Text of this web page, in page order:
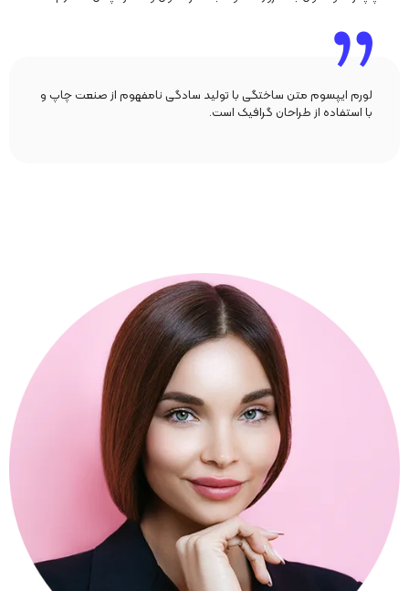
لورم ایپسوم متن ساختگی با تولید سادگی نامفهوم از صنعت چاپ و
با استفاده از طراحان گرافیک است.